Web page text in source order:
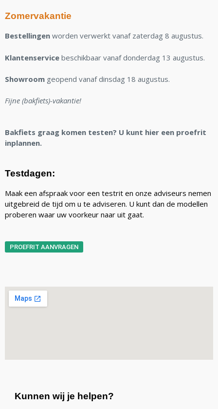
Zomervakantie
Bestellingen worden verwerkt vanaf zaterdag 8 augustus.
Klantenservice beschikbaar vanaf donderdag 13 augustus.
Showroom geopend vanaf dinsdag 18 augustus.
Fijne (bakfiets)-vakantie!
Bakfiets graag komen testen? U kunt hier een proefrit
inplannen.
Testdagen:
Maak een afspraak voor een testrit en onze adviseurs nemen
uitgebreid de tijd om u te adviseren. U kunt dan de modellen
proberen waar uw voorkeur naar uit gaat.
PROEFRIT AANVRAGEN
Kunnen wij je helpen?